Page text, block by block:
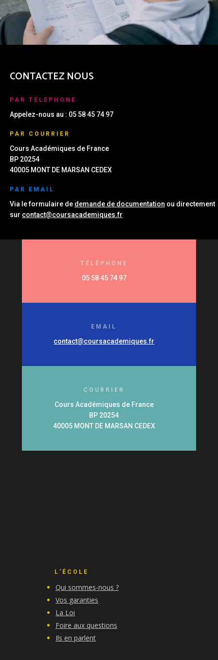
CONTACTEZ NOUS
PAR TELEPHONE
Appelez-nous au : 05 58 45 74 97
PAR COURRIER
Cours Académiques de France
BP 20254
40005 MONT DE MARSAN CEDEX
PAR EMAIL
Via le formulaire de demande de documentation ou directement
sur contact@coursacademiques.fr
TÉLÉPHONE
05 58 45 74 97
EMAIL
contact@coursacademiques.fr
COURRIER
Cours Académiques de France
BP 20254
40005 MONT DE MARSAN CEDEX
L'ÉCOLE
Qui sommes-nous ?
Vos garanties
La Loi
Foire aux questions
Ils en parlent